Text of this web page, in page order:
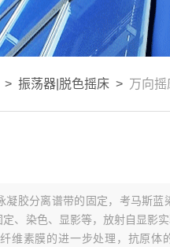
> 振荡器|脱色摇床 > 万向摇
凝胶分离谱带的固定，考马斯蓝
、染色、显影等，放射自显影
维素膜的进一步处理，抗原体